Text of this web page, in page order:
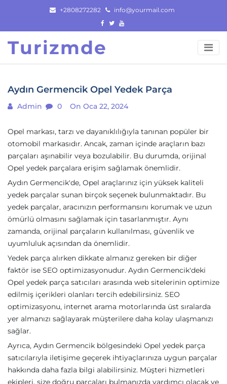
content
+2808272282 info@yourmail.com
Turizmde
Aydın Germencik Opel Yedek Parça
Admin 0 On Oca 22, 2024
Opel markası, tarzı ve dayanıklılığıyla tanınan popüler bir
otomobil markasıdır. Ancak, zaman içinde araçların bazı
parçaları aşınabilir veya bozulabilir. Bu durumda, orijinal
Opel yedek parçalara erişim sağlamak önemlidir.
Aydın Germencik'de, Opel araçlarınız için yüksek kaliteli
yedek parçalar sunan birçok seçenek bulunmaktadır. Bu
yedek parçalar, aracınızın performansını korumak ve uzun
ömürlü olmasını sağlamak için tasarlanmıştır. Aynı
zamanda, orijinal parçaların kullanılması, güvenlik ve
uyumluluk açısından da önemlidir.
Yedek parça alırken dikkate almanız gereken bir diğer
faktör ise SEO optimizasyonudur. Aydın Germencik'deki
Opel yedek parça satıcıları arasında web sitelerinin optimize
edilmiş içerikleri olanları tercih edebilirsiniz. SEO
optimizasyonu, internet arama motorlarında üst sıralarda
yer almanızı sağlayarak müşterilere daha kolay ulaşmanızı
sağlar.
Ayrıca, Aydın Germencik bölgesindeki Opel yedek parça
satıcılarıyla iletişime geçerek ihtiyaçlarınıza uygun parçalar
hakkında daha fazla bilgi alabilirsiniz. Müşteri hizmetleri
ekipleri, size doğru parçaları bulmanızda yardımcı olacak ve